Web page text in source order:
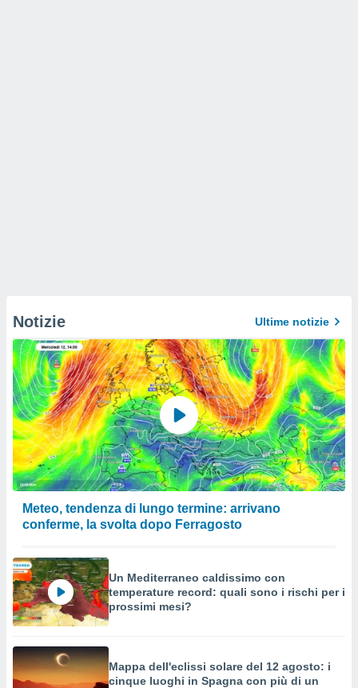
Notizie Ultime notizie
Meteo, tendenza di lungo termine: arrivano
conferme, la svolta dopo Ferragosto
Un Mediterraneo caldissimo con
temperature record: quali sono i rischi per i
prossimi mesi?
Mappa dell'eclissi solare del 12 agosto: i
cinque luoghi in Spagna con più di un